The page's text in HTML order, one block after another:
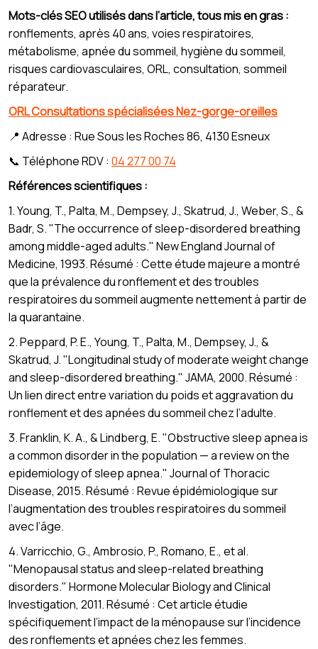
Mots-clés SEO utilisés dans l’article, tous mis en gras :
ronflements, après 40 ans, voies respiratoires,
métabolisme, apnée du sommeil, hygiène du sommeil,
risques cardiovasculaires, ORL, consultation, sommeil
réparateur.
ORL Consultations spécialisées Nez-gorge-oreilles
📍 Adresse : Rue Sous les Roches 86, 4130 Esneux
📞 Téléphone RDV : 04 277 00 74
Références scientifiques :
1. Young, T., Palta, M., Dempsey, J., Skatrud, J., Weber, S., &
Badr, S. "The occurrence of sleep-disordered breathing
among middle-aged adults." New England Journal of
Medicine, 1993. Résumé : Cette étude majeure a montré
que la prévalence du ronflement et des troubles
respiratoires du sommeil augmente nettement à partir de
la quarantaine.
2. Peppard, P. E., Young, T., Palta, M., Dempsey, J., &
Skatrud, J. "Longitudinal study of moderate weight change
and sleep-disordered breathing." JAMA, 2000. Résumé :
Un lien direct entre variation du poids et aggravation du
ronflement et des apnées du sommeil chez l’adulte.
3. Franklin, K. A., & Lindberg, E. "Obstructive sleep apnea is
a common disorder in the population — a review on the
epidemiology of sleep apnea." Journal of Thoracic
Disease, 2015. Résumé : Revue épidémiologique sur
l’augmentation des troubles respiratoires du sommeil
avec l’âge.
4. Varricchio, G., Ambrosio, P., Romano, E., et al.
"Menopausal status and sleep-related breathing
disorders." Hormone Molecular Biology and Clinical
Investigation, 2011. Résumé : Cet article étudie
spécifiquement l’impact de la ménopause sur l’incidence
des ronflements et apnées chez les femmes.